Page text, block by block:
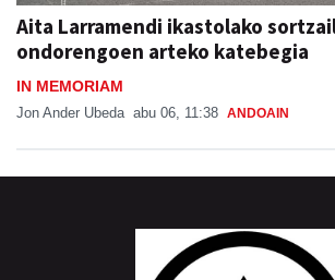
Aita Larramendi ikastolako
ondorengoen arteko katebegia
IN MEMORIAM
Jon Ander Ubeda abu 06, 11:38 ANDOAIN